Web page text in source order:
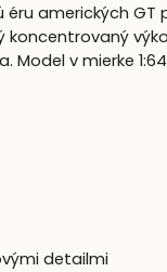
éru amerických
Model v mierke
detailmi